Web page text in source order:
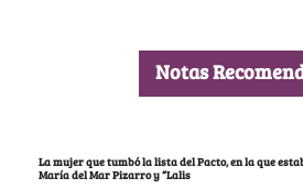
Notas
La mujer que tumbó la lista del Pacto, en la que
María del Mar Pizarro y “Lalis